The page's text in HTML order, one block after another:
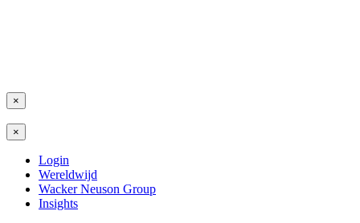
×
×
Login
Wereldwijd
Wacker Neuson Group
Insights